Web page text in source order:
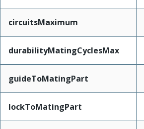
circuitsMaximum
durabilityMatingCyclesMax
guideToMatingPart
lockToMatingPart